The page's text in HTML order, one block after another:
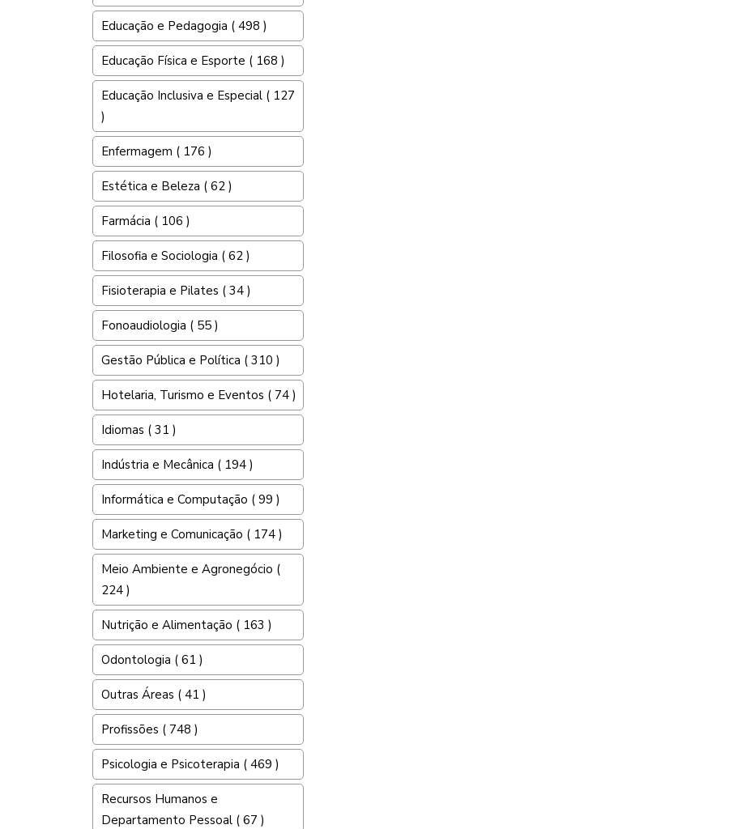
Educação e Pedagogia ( 498 )
Educação Física e Esporte ( 168 )
Educação Inclusiva e Especial ( 127
)
Enfermagem ( 176 )
Estética e Beleza ( 62 )
Farmácia ( 106 )
Filosofia e Sociologia ( 62 )
Fisioterapia e Pilates ( 34 )
Fonoaudiologia ( 55 )
Gestão Pública e Política ( 310 )
Hotelaria, Turismo e Eventos ( 74 )
Idiomas ( 31 )
Indústria e Mecânica ( 194 )
Informática e Computação ( 99 )
Marketing e Comunicação ( 174 )
Meio Ambiente e Agronegócio (
224 )
Nutrição e Alimentação ( 163 )
Odontologia ( 61 )
Outras Áreas ( 41 )
Profissões ( 748 )
Psicologia e Psicoterapia ( 469 )
Recursos Humanos e
Departamento Pessoal ( 67 )